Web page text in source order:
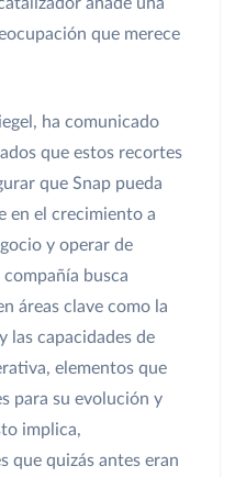
que merece
ha comunicado
que estos recortes
que Snap pueda
en el crecimiento a
y operar de
compañía busca
áreas clave como la
las capacidades de
elementos que
para su evolución y
implica,
que quizás antes eran